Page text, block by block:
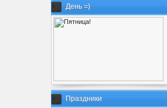
День =)
Праздники